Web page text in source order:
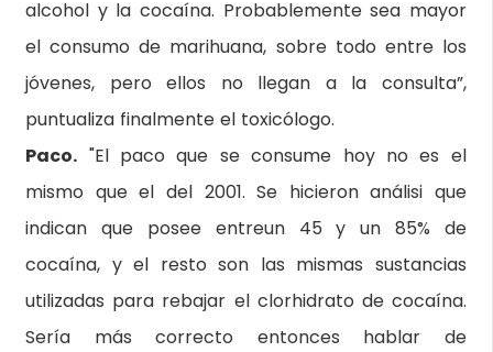
alcohol y la cocaína. Probablemente sea mayor
el consumo de marihuana, sobre todo entre los
jóvenes, pero ellos no llegan a la consulta”,
puntualiza finalmente el toxicólogo.
Paco. "El paco que se consume hoy no es el
mismo que el del 2001. Se hicieron análisi que
indican que posee entreun 45 y un 85% de
cocaína, y el resto son las mismas sustancias
utilizadas para rebajar el clorhidrato de cocaína.
Sería más correcto entonces hablar de